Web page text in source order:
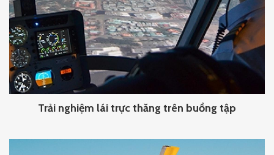
Trải nghiệm lái trực thăng trên buồng tập